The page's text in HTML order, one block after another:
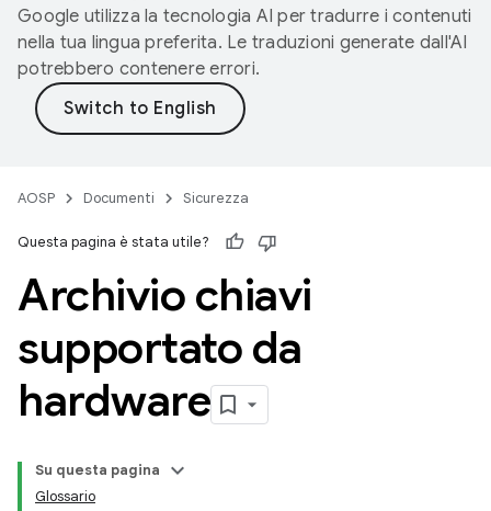
Google utilizza la tecnologia AI per tradurre i contenuti
nella tua lingua preferita. Le traduzioni generate dall'AI
potrebbero contenere errori.
AOSP Documenti Sicurezza
Questa pagina è stata utile?
Archivio chiavi
supportato da
hardware
Su questa pagina
Glossario